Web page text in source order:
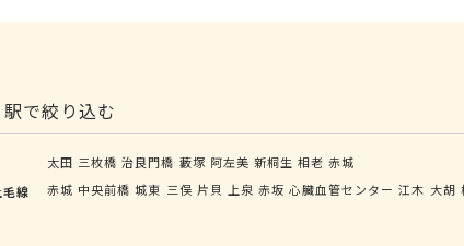
で絞り込む
太田 三枚橋 治良門橋 藪塚 阿左美 新桐生 相老 赤城
毛線
赤城 中央前橋 城東 三俣 片貝 上泉 赤坂 心臓血管センター 江木 大胡